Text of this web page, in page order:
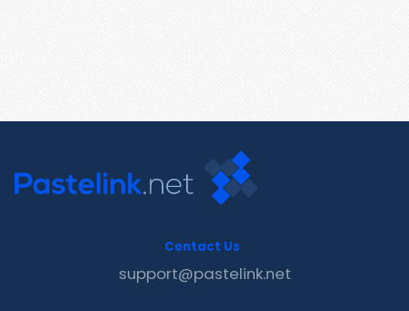
Contact Us
support@pastelink.net